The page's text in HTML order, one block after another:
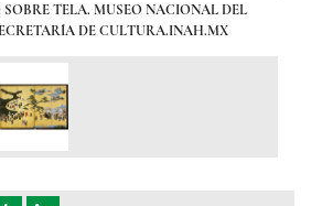
TELA. MUSEO NACIONAL DEL
DE CULTURA.INAH.MX